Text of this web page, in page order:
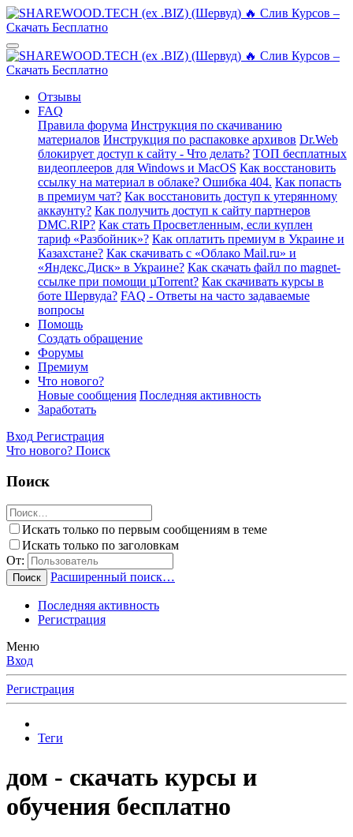
Отзывы
FAQ
Правила форума Инструкция по скачиванию
материалов Инструкция по распаковке архивов Dr.Web
блокирует доступ к сайту - Что делать? ТОП бесплатных
видеоплееров для Windows и MacOS Как восстановить
ссылку на материал в облаке? Ошибка 404. Как попасть
в премиум чат? Как восстановить доступ к утерянному
аккаунту? Как получить доступ к сайту партнеров
DMC.RIP? Как стать Просветленным, если куплен
тариф «Разбойник»? Как оплатить премиум в Украине и
Казахстане? Как скачивать с «Облако Mail.ru» и
«Яндекс.Диск» в Украине? Как скачать файл по magnet-
ссылке при помощи µTorrent? Как скачивать курсы в
боте Шервуда? FAQ - Ответы на часто задаваемые
вопросы
Помощь
Создать обращение
Форумы
Премиум
Что нового?
Новые сообщения Последняя активность
Заработать
Вход Регистрация
Что нового? Поиск
Поиск
Искать только по первым сообщениям в теме
Искать только по заголовкам
От:
Поиск Расширенный поиск…
Последняя активность
Регистрация
Меню
Вход
Регистрация
Теги
дом - скачать курсы и
обучения бесплатно